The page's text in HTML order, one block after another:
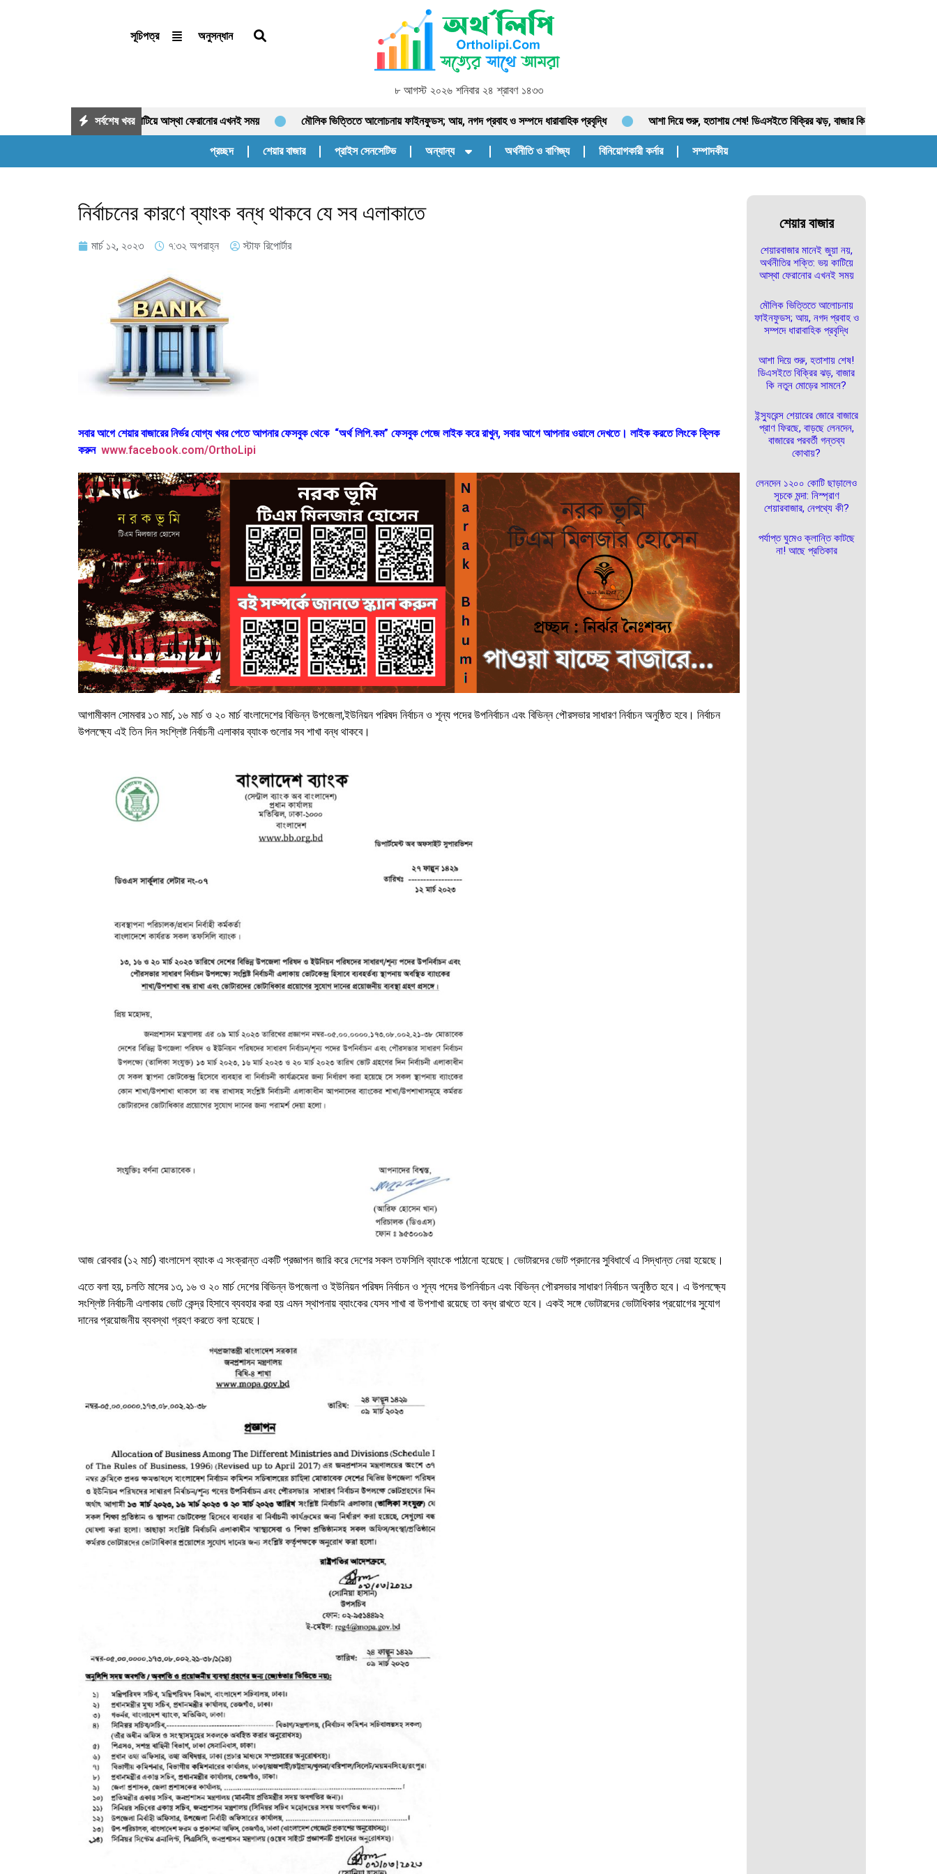
সূচিপত্র অনুসন্ধান
৮ আগস্ট ২০২৬ শনিবার ২৪ শ্রাবণ ১৪৩৩
সর্বশেষ খবর
নয়, অর্থনীতির শক্তি: ভয় কাটিয়ে আস্থা ফেরানোর এখনই সময় মৌলিক ভিত্তিতে আলোচনায় ফাইনফুডস; আয়, নগদ প্রবাহ ও সম্পদে ধারাবাহিক প্রবৃদ্ধি আশা দিয়ে শুরু, হতাশায় শেষ! ডিএসইতে বিক্রির ঝড়, বাজার কি নতুন মোড়ের সামনে?
প্রচ্ছদ শেয়ার বাজার প্রাইস সেনসেটিভ অন্যান্য অর্থনীতি ও বাণিজ্য বিনিয়োগকারী কর্নার সম্পাদকীয়
নির্বাচনের কারণে ব্যাংক বন্ধ থাকবে যে সব এলাকাতে
মার্চ ১২, ২০২৩ ৭:৩২ অপরাহ্ন স্টাফ রিপোর্টার
সবার আগে শেয়ার বাজারের নির্ভর যোগ্য খবর পেতে আপনার ফেসবুক থেকে “অর্থ লিপি.কম” ফেসবুক পেজে লাইক করে রাখুন, সবার আগে আপনার ওয়ালে দেখতে। লাইক করতে লিংকে ক্লিক
করুন www.facebook.com/OrthoLipi
আগামীকাল সোমবার ১৩ মার্চ, ১৬ মার্চ ও ২০ মার্চ বাংলাদেশের বিভিন্ন উপজেলা,ইউনিয়ন পরিষদ নির্বাচন ও শূন্য পদের উপনির্বাচন এবং বিভিন্ন পৌরসভার সাধারণ নির্বাচন অনুষ্ঠিত হবে। নির্বাচন
উপলক্ষ্যে এই তিন দিন সংশ্লিষ্ট নির্বাচনী এলাকার ব্যাংক গুলোর সব শাখা বন্ধ থাকবে।
আজ রোববার (১২ মার্চ) বাংলাদেশ ব্যাংক এ সংক্রান্ত একটি প্রজ্ঞাপন জারি করে দেশের সকল তফসিলি ব্যাংকে পাঠানো হয়েছে। ভোটারদের ভোট প্রদানের সুবিধার্থে এ সিদ্ধান্ত নেয়া হয়েছে।
এতে বলা হয়, চলতি মাসের ১৩, ১৬ ও ২০ মার্চ দেশের বিভিন্ন উপজেলা ও ইউনিয়ন পরিষদ নির্বাচন ও শূন্য পদের উপনির্বাচন এবং বিভিন্ন পৌরসভার সাধারণ নির্বাচন অনুষ্ঠিত হবে। এ উপলক্ষ্যে
সংশ্লিষ্ট নির্বাচনী এলাকায় ভোট কেন্দ্র হিসাবে ব্যবহার করা হয় এমন স্থাপনায় ব্যাংকের যেসব শাখা বা উপশাখা রয়েছে তা বন্ধ রাখতে হবে। একই সঙ্গে ভোটারদের ভোটাধিকার প্রয়োগের সুযোগ
দানের প্রয়োজনীয় ব্যবস্থা গ্রহণ করতে বলা হয়েছে।
শেয়ার বাজার
শেয়ারবাজার মানেই জুয়া নয়,
অর্থনীতির শক্তি: ভয় কাটিয়ে
আস্থা ফেরানোর এখনই সময়
মৌলিক ভিত্তিতে আলোচনায়
ফাইনফুডস; আয়, নগদ প্রবাহ ও
সম্পদে ধারাবাহিক প্রবৃদ্ধি
আশা দিয়ে শুরু, হতাশায় শেষ!
ডিএসইতে বিক্রির ঝড়, বাজার
কি নতুন মোড়ের সামনে?
ইন্স্যুরেন্স শেয়ারের জোরে বাজারে
প্রাণ ফিরছে, বাড়ছে লেনদেন,
বাজারের পরবর্তী গন্তব্য
কোথায়?
লেনদেন ১২০০ কোটি ছাড়ালেও
সূচকে মন্দা: নিস্প্রাণ
শেয়ারবাজার, নেপথ্যে কী?
পর্যাপ্ত ঘুমেও ক্লান্তি কাটছে
না! আছে প্রতিকার